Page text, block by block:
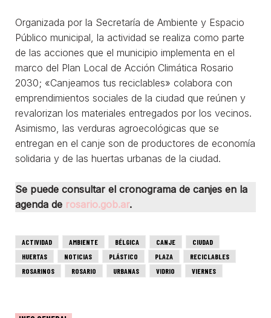
Organizada por la Secretaría de Ambiente y Espacio
Público municipal, la actividad se realiza como parte
de las acciones que el municipio implementa en el
marco del Plan Local de Acción Climática Rosario
2030; «Canjeamos tus reciclables» colabora con
emprendimientos sociales de la ciudad que reúnen y
revalorizan los materiales entregados por los vecinos.
Asimismo, las verduras agroecológicas que se
entregan en el canje son de productores de economía
solidaria y de las huertas urbanas de la ciudad.
Se puede consultar el cronograma de canjes en la
agenda de rosario.gob.ar.
ACTIVIDAD AMBIENTE BÉLGICA CANJE
CIUDAD
HUERTAS
NOTICIAS PLÁSTICO PLAZA
RECICLABLES
ROSARINOS
ROSARIO URBANAS VIDRIO VIERNES